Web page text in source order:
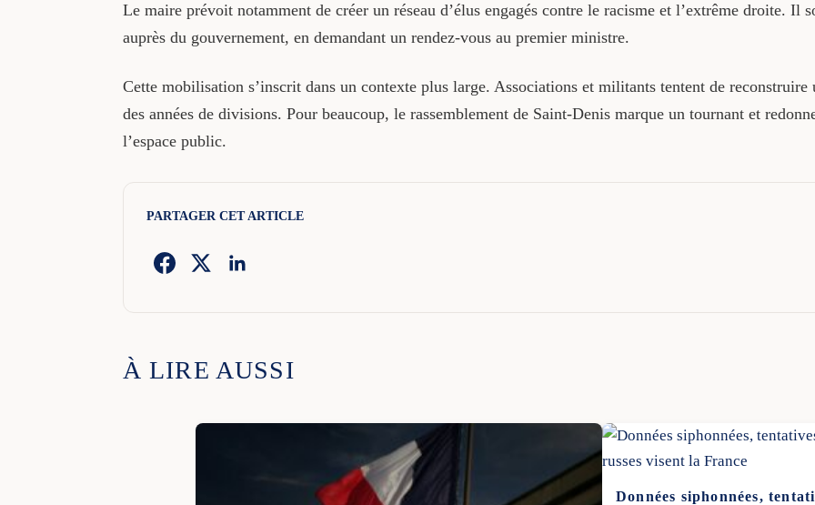
Le maire prévoit notamment de créer un réseau d’élus engagés contre le racisme et l’extrême droite. Il
auprès du gouvernement, en demandant un rendez-vous au premier ministre.
Cette mobilisation s’inscrit dans un contexte plus large. Associations et militants tentent de
des années de divisions. Pour beaucoup, le rassemblement de Saint-Denis marque un tournant et
l’espace public.
PARTAGER CET ARTICLE
À LIRE AUSSI
Données siphonnées,